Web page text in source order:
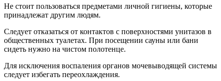
Не стоит пользоваться предметами личной гигиены, которые
принадлежат другим людям.
Следует отказаться от контактов с поверхностями унитазов в
общественных туалетах. При посещении сауны или бани
сидеть нужно на чистом полотенце.
Для исключения воспаления органов мочевыводящей системы
следует избегать переохлаждения.